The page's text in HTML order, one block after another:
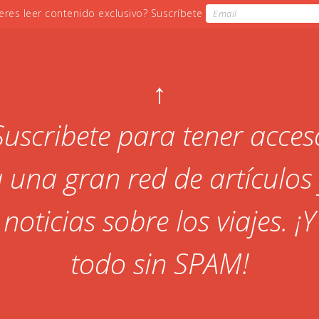
↑
para tener
una gran red de artículos
noticias sobre los viajes. ¡Y
todo sin SPAM!